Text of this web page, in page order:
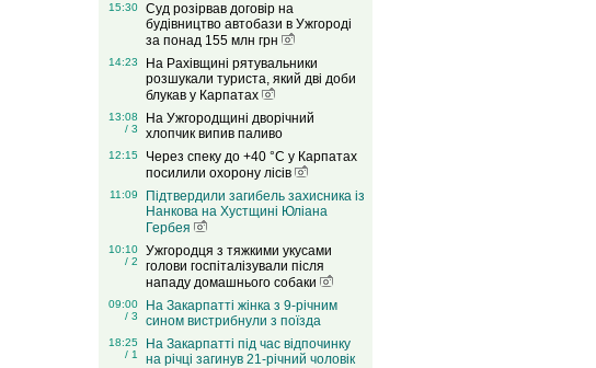
15:30
Суд розірвав договір на
будівництво автобази в Ужгороді
за понад 155 млн грн
14:23
На Рахівщині рятувальники
розшукали туриста, який дві доби
блукав у Карпатах
13:08
/ 3
На Ужгородщині дворічний
хлопчик випив паливо
12:15
Через спеку до +40 °C у Карпатах
посилили охорону лісів
11:09
Підтвердили загибель захисника із
Нанкова на Хустщині Юліана
Гербея
10:10
/ 2
Ужгородця з тяжкими укусами
голови госпіталізували після
нападу домашнього собаки
09:00
/ 3
На Закарпатті жінка з 9-річним
сином вистрибнули з поїзда
18:25
/ 1
На Закарпатті під час відпочинку
на річці загинув 21-річний чоловік